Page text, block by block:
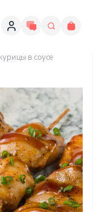
в соусе